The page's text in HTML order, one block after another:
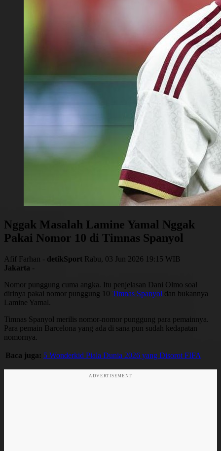
Nggak Masalah Lamine Yamal Nggak
Pakai Nomor 10 di Timnas Spanyol
Afif Farhan - detikSport Rabu, 03 Jun 2026 19:15 WIB
Jakarta -
Nomor punggung cuma angka. Itu penjelasan Dani Olmo soal
dirinya pakai nomor punggung 10 Timnas Spanyol dan bukannya
Lamine Yamal.
Timnas Spanyol merilis nomor-nomor punggung para pemainnya.
Para pemain Barcelona yang ada di sana pun sudah kedapatan
nomornya.
Baca juga: 5 Wonderkid Piala Dunia 2026 yang Disorot FIFA
ADVERTISEMENT